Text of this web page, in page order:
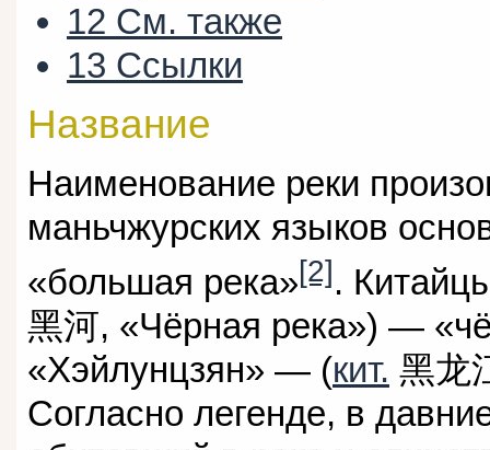
12 См. также
13 Ссылки
Название
Наименование реки
маньчжурских языков
«большая река»[2].
黑河, «Чёрная река») —
«Хэйлунцзян» — (кит. 黑龙
Согласно легенде, в